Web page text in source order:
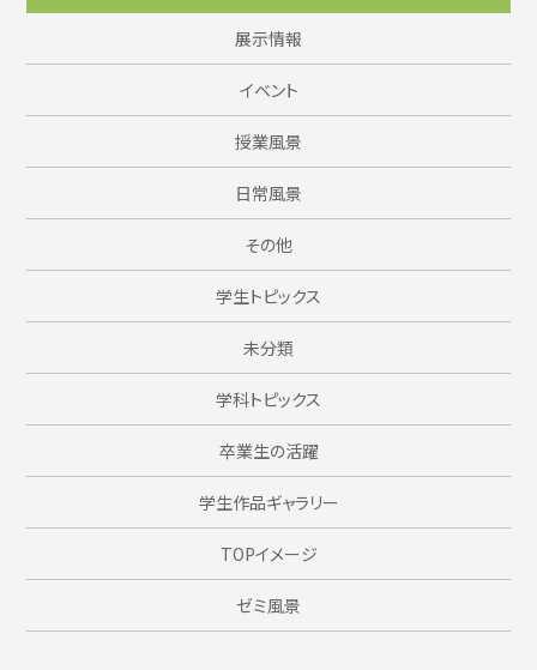
展示情報
イベント
授業風景
日常風景
その他
学生トピックス
未分類
学科トピックス
卒業生の活躍
学生作品ギャラリー
TOPイメージ
ゼミ風景